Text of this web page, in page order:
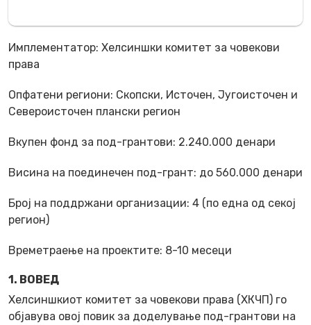
Имплементатор: Хелсиншки комитет за човекови
права
Опфатени региони: Скопски, Источен, Југоисточен и
Североисточен плански регион
Вкупен фонд за под-грантови: 2.240.000 денари
Висина на поединечен под-грант: до 560.000 денари
Број на поддржани организации: 4 (по една од секој
регион)
Времетраење на проектите: 8-10 месеци
1. ВОВЕД
Хелсиншкиот комитет за човекови права (ХКЧП) го
објавува овој повик за доделување под-грантови на